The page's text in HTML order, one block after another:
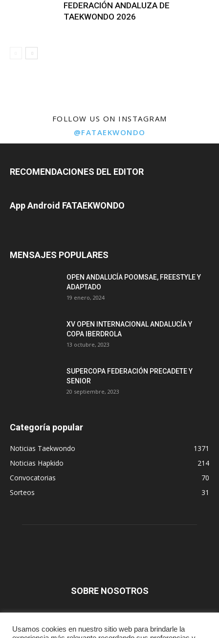
FEDERACIÓN ANDALUZA DE
TAEKWONDO 2026
FOLLOW US ON INSTAGRAM
@FATAEKWONDO
RECOMENDACIONES DEL EDITOR
App Android FATAEKWONDO
MENSAJES POPULARES
OPEN ANDALUCÍA POOMSAE, FREESTYLE Y
ADAPTADO
19 enero, 2024
XV OPEN INTERNACIONAL ANDALUCÍA Y
COPA IBERDROLA
13 octubre, 2023
SUPERCOPA FEDERACIÓN PRECADETE Y
SENIOR
20 septiembre, 2023
Categoría popular
Noticias Taekwondo
1371
Noticias Hapkido
214
Convocatorias
70
Sorteos
31
SOBRE NOSOTROS
SÍGUENOS
Usamos cookies en nuestro sitio web para brindarle la